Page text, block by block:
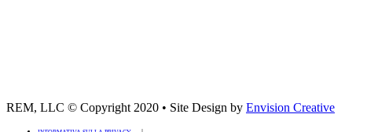
REM, LLC © Copyright 2020 • Site Design by Envision Creative